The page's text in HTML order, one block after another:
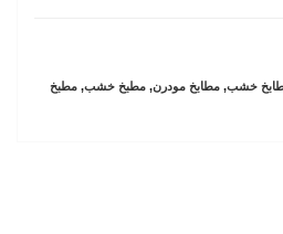
خشب,مطابخ مودرن,مطبخ خشب,مطبخ